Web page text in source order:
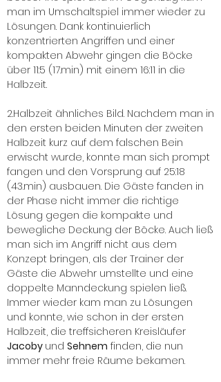
man im Umschaltspiel immer wieder zu
Lösungen. Dank kontinuierlich
konzentrierten Angriffen und einer
kompakten Abwehr gingen die Böcke
über 11:5 (17.min) mit einem 16:11 in die
Halbzeit.
2.Halbzeit ähnliches Bild. Nachdem man in
den ersten beiden Minuten der zweiten
Halbzeit kurz auf dem falschen Bein
erwischt wurde, konnte man sich prompt
fangen und den Vorsprung auf 25:18
(43.min) ausbauen. Die Gäste fanden in
der Phase nicht immer die richtige
Lösung gegen die kompakte und
bewegliche Deckung der Böcke. Auch ließ
man sich im Angriff nicht aus dem
Konzept bringen, als der Trainer der
Gäste die Abwehr umstellte und eine
doppelte Manndeckung spielen ließ.
Immer wieder kam man zu Lösungen
und konnte, wie schon in der ersten
Halbzeit, die treffsicheren Kreisläufer
Jacoby und Sehnem finden, die nun
immer mehr freie Räume bekamen.